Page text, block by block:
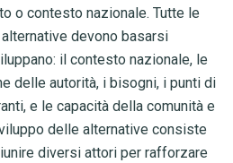
o contesto nazionale. Tutte le
devono basarsi
il contesto nazionale, le
delle autorità, i bisogni, i punti di
e le capacità della comunità e
delle alternative consiste
diversi attori per rafforzare